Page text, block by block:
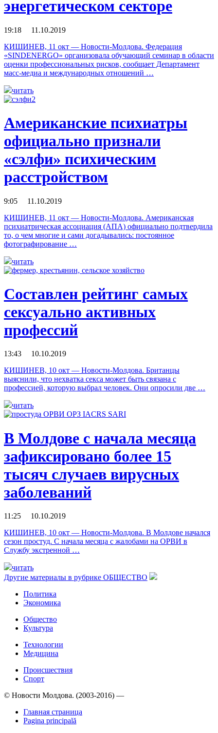
энергетическом секторе
19:18 11.10.2019
КИШИНЕВ, 11 окт — Новости-Молдова. Федерация
«SINDENERGO» организовала обучающий семинар в области
оценки профессиональных рисков, сообщает Департамент
масс-медиа и международных отношений …
читать
Американские психиатры
официально признали
«сэлфи» психическим
расстройством
9:05 11.10.2019
КИШИНЕВ, 11 окт — Новости-Молдова. Американская
психиатрическая ассоциация (АПА) официально подтвердила
то, о чем многие и сами догадывались: постоянное
фотографирование …
читать
Составлен рейтинг самых
сексуально активных
профессий
13:43 10.10.2019
КИШИНЕВ, 10 окт — Новости-Молдова. Британцы
выяснили, что нехватка секса может быть связана с
профессией, которую выбрал человек. Они опросили две …
читать
В Молдове с начала месяца
зафиксировано более 15
тысяч случаев вирусных
заболеваний
11:25 10.10.2019
КИШИНЕВ, 10 окт — Новости-Молдова. В Молдове начался
сезон простуд. С начала месяца с жалобами на ОРВИ в
Службу экстренной …
читать
Другие материалы в рубрике ОБЩЕСТВО
Политика
Экономика
Общество
Культура
Технологии
Медицина
Происшествия
Спорт
© Новости Молдова. (2003-2016) —
Главная страница
Pagina principală